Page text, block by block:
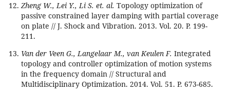
Zheng W., Lei Y., Li S. et. al. Topology optimization of
passive constrained layer damping with partial coverage
on plate // J. Shock and Vibration. 2013. Vol. 20. P. 199-
211.
Van der Veen G., Langelaar M., van Keulen F. Integrated
topology and controller optimization of motion systems
in the frequency domain // Structural and
Multidisciplinary Optimization. 2014. Vol. 51. P. 673-685.